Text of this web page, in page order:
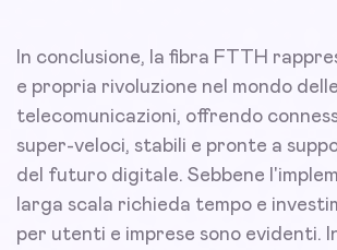
In conclusione, la fibra FTTH
e propria rivoluzione nel mondo delle
telecomunicazioni, offrendo
super-veloci, stabili e pronte a
del futuro digitale. Sebbene
larga scala richieda tempo e
per utenti e imprese sono evidenti.